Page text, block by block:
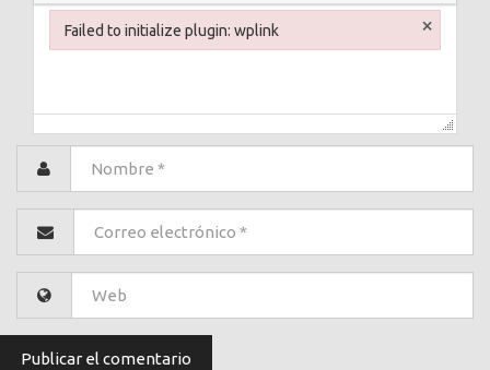
Failed to initialize plugin: wplink ×
Failed to initialize plugin: wplink